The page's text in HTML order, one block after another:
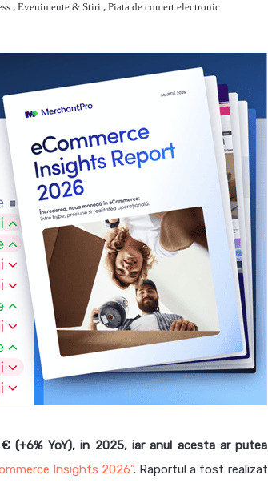
, Evenimente & Stiri , Piata de comert electronic
(+6% YoY), in 2025, iar anul acesta ar putea
Insights 2026”. Raportul a fost realizat